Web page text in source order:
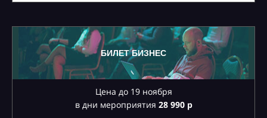
БИЛЕТ БИЗНЕС
Цена до 19 ноября
в дни мероприятия 28990 р